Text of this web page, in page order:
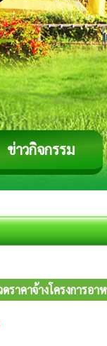
ข่าวกิจกรรม
ราคาจ้างโครงการอ